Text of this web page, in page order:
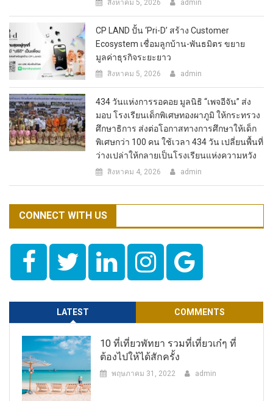
สิงหาคม 5, 2026 admin
CP LAND ปั้น ‘Pri-D’ สร้าง Customer
Ecosystem เชื่อมลูกบ้าน-พันธมิตร ขยาย
มูลค่าธุรกิจระยะยาว
สิงหาคม 5, 2026 admin
434 วันแห่งการรอคอย มูลนิธิ “เพจอีจัน” ส่ง
มอบ โรงเรียนเด็กพิเศษทองผาภูมิ ให้กระทรวง
ศึกษาธิการ ส่งต่อโอกาสทางการศึกษาให้เด็ก
พิเศษกว่า 100 คน ใช้เวลา 434 วัน เปลี่ยนพื้นที่
ว่างเปล่าให้กลายเป็นโรงเรียนแห่งความหวัง
สิงหาคม 4, 2026 admin
CONNECT WITH US
LATEST COMMENTS
10 ที่เที่ยวพัทยา รวมที่เที่ยวเก๋ๆ ที่
ต้องไปให้ได้สักครั้ง
พฤษภาคม 31, 2022 admin